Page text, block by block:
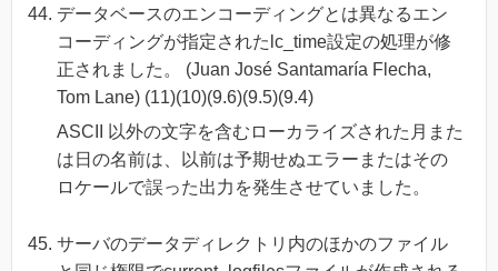
データベースのエンコーディングとは異なるエン
コーディングが指定されたlc_time設定の処理が修
正されました。 (Juan José Santamaría Flecha,
Tom Lane) (11)(10)(9.6)(9.5)(9.4)
ASCII 以外の文字を含むローカライズされた月また
は日の名前は、以前は予期せぬエラーまたはその
ロケールで誤った出力を発生させていました。
サーバのデータディレクトリ内のほかのファイル